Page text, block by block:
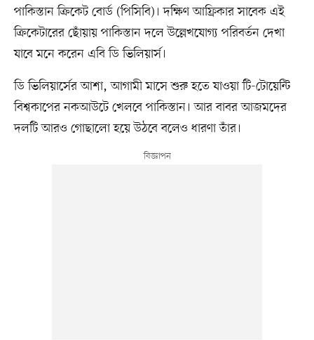
পাকিস্তান ক্রিকেট বোর্ড (পিসিবি)। দক্ষিণ আফ্রিকার সাবেক এই
ক্রিকেটারের ছোঁয়ায় পাকিস্তান দলে উল্লেখযোগ্য পরিবর্তন দেখা
যাবে মনে করেন এবি ডি ভিলিয়ার্স।
ডি ভিলিয়ার্সের আশা, আগামী মাসে শুরু হতে যাওয়া টি-টোয়েন্টি
বিশ্বকাপের নকআউটে খেলবে পাকিস্তান। আর বাবর আজমদের
দলটি আরও গোছালো হয়ে উঠবে বলেও ধারণা তাঁর।